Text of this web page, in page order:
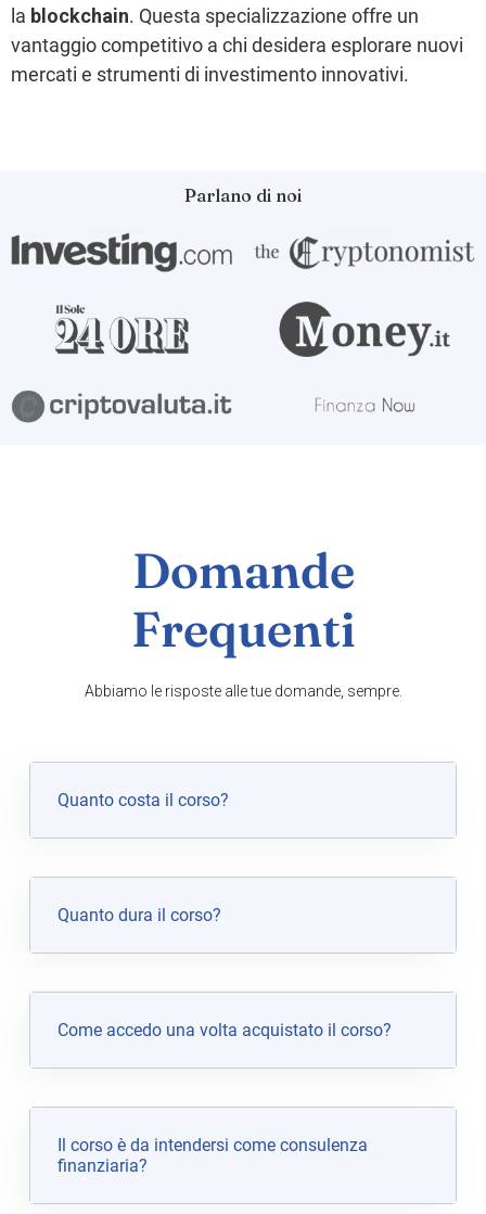
la blockchain. Questa specializzazione offre un
vantaggio competitivo a chi desidera esplorare nuovi
mercati e strumenti di investimento innovativi.
Parlano di noi
Domande
Frequenti
Abbiamo le risposte alle tue domande, sempre.
Quanto costa il corso?
Quanto dura il corso?
Come accedo una volta acquistato il corso?
Il corso è da intendersi come consulenza
finanziaria?